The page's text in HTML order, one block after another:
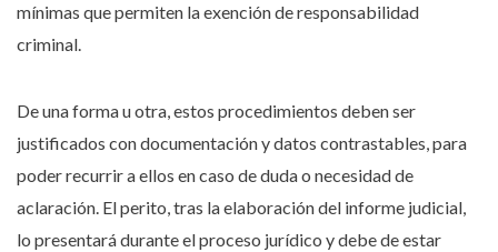
mínimas que permiten la exención de responsabilidad
criminal.
De una forma u otra, estos procedimientos deben ser
justificados con documentación y datos contrastables, para
poder recurrir a ellos en caso de duda o necesidad de
aclaración. El perito, tras la elaboración del informe judicial,
lo presentará durante el proceso jurídico y debe de estar